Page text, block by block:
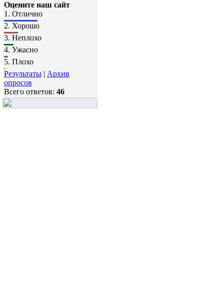
Оцените наш сайт
1. Отлично
2. Хорошо
3. Неплохо
4. Ужасно
5. Плохо
Результаты | Архив
опросов
Всего ответов: 46